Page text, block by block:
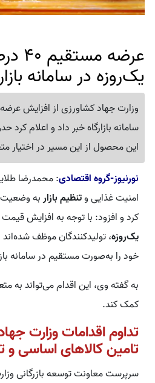
یک‌روزه در سامانه
وزارت جهاد کشاورزی از افزایش
این محصول از این مسیر در اختیار
نورنیوز-گروه اقتصادی: محمدرضا
امنیت غذایی وتنظیم بازاربه وضعیت
کرد و افزود: با توجه به افزایش
یک‌روزه
خود را به‌صورت مستقیم در سامانه
به گفته وی، این اقدام می‌تواند به
کمک کند.
تداوم اقدامات وزارت
تامین کالاهای اساسی و
سرپرست معاونت توسعه بازرگانی